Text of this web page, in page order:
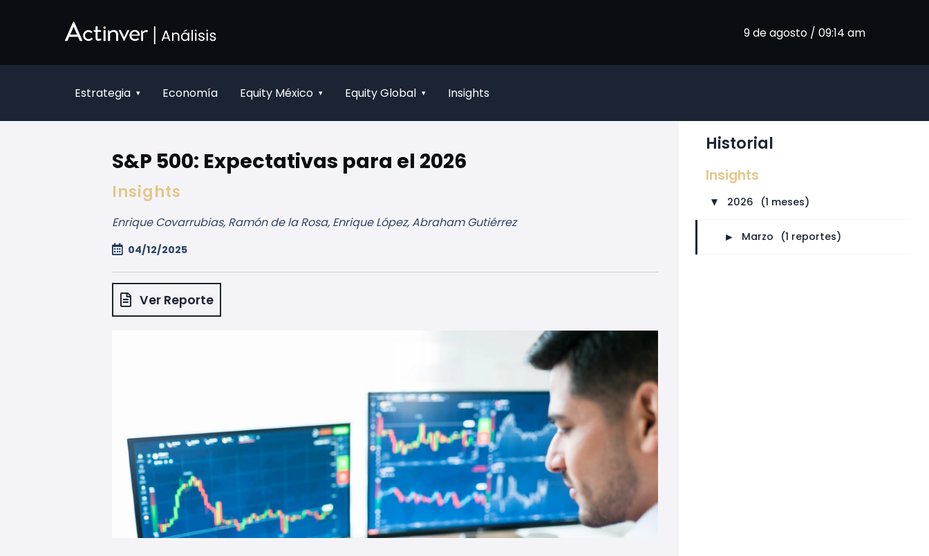
9 de agosto / 09:14 am
Estrategia ▾ Economía Equity México ▾ Equity Global ▾ Insights
S&P 500: Expectativas para el 2026
Insights
Enrique Covarrubias, Ramón de la Rosa, Enrique López, Abraham Gutiérrez
04/12/2025
Ver Reporte
Historial
Insights
► 2026 (1 meses)
► Marzo (1 reportes)